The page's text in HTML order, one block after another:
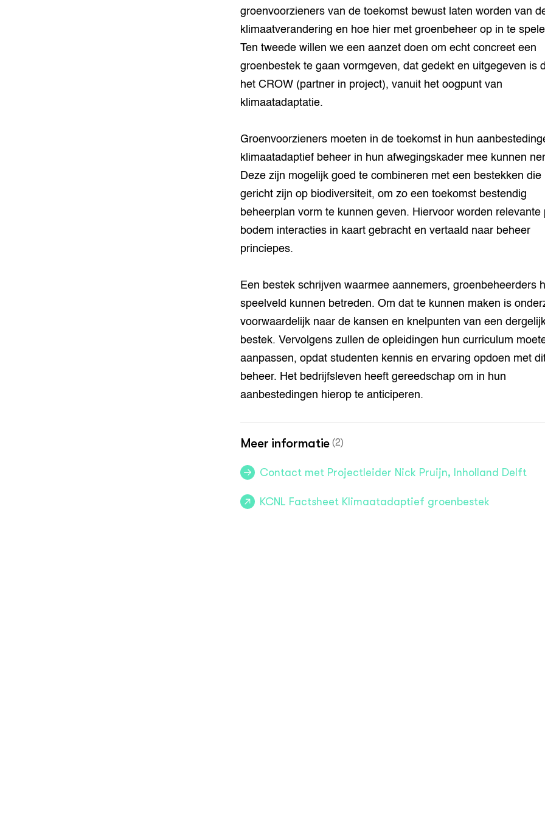
groenvoorzieners van de toekomst bewust laten worden van
klimaatverandering en hoe hier met groenbeheer op in te
Ten tweede willen we een aanzet doen om echt concreet een
groenbestek te gaan vormgeven, dat gedekt en uitgegeven is
het CROW (partner in project), vanuit het oogpunt van
klimaatadaptatie.
Groenvoorzieners moeten in de toekomst in hun
klimaatadaptief beheer in hun afwegingskader mee kunnen
Deze zijn mogelijk goed te combineren met een bestekken die
gericht zijn op biodiversiteit, om zo een toekomst bestendig
beheerplan vorm te kunnen geven. Hiervoor worden relevante
bodem interacties in kaart gebracht en vertaald naar beheer
princiepes.
Een bestek schrijven waarmee aannemers, groenbeheerders
speelveld kunnen betreden. Om dat te kunnen maken is
voorwaardelijk naar de kansen en knelpunten van een
bestek. Vervolgens zullen de opleidingen hun curriculum
aanpassen, opdat studenten kennis en ervaring opdoen met
beheer. Het bedrijfsleven heeft gereedschap om in hun
aanbestedingen hierop te anticiperen.
Meer informatie (2)
Contact met Projectleider Nick Pruijn, Inholland Delft
KCNL Factsheet Klimaatadaptief groenbestek